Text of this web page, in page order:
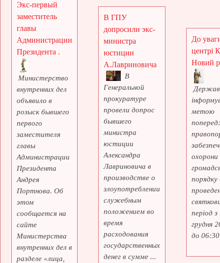
Экс-первый
заместитель
главы
Администрации
Президента .
Министерство
внутренних дел
объявило в
розыск бывшего
первого
заместителя
главы
Администрации
Президента
Андрея
Портнова. Об
этом
сообщается на
сайте
Министерства
внутренних дел в
разделе «лица,
В ГПУ
допросили экс-
министра
юстиции
А.Лавриновича
В
Генеральной
прокуратуре
провели допрос
бывшего
министра
юстиции
Александра
Лавриновича в
производстве о
злоупотреблении
служебным
положением во
время
расходования
государственных
денег в сумме ...
До
центрі
Новий
метою
охорони
порядку
період
грудня
до